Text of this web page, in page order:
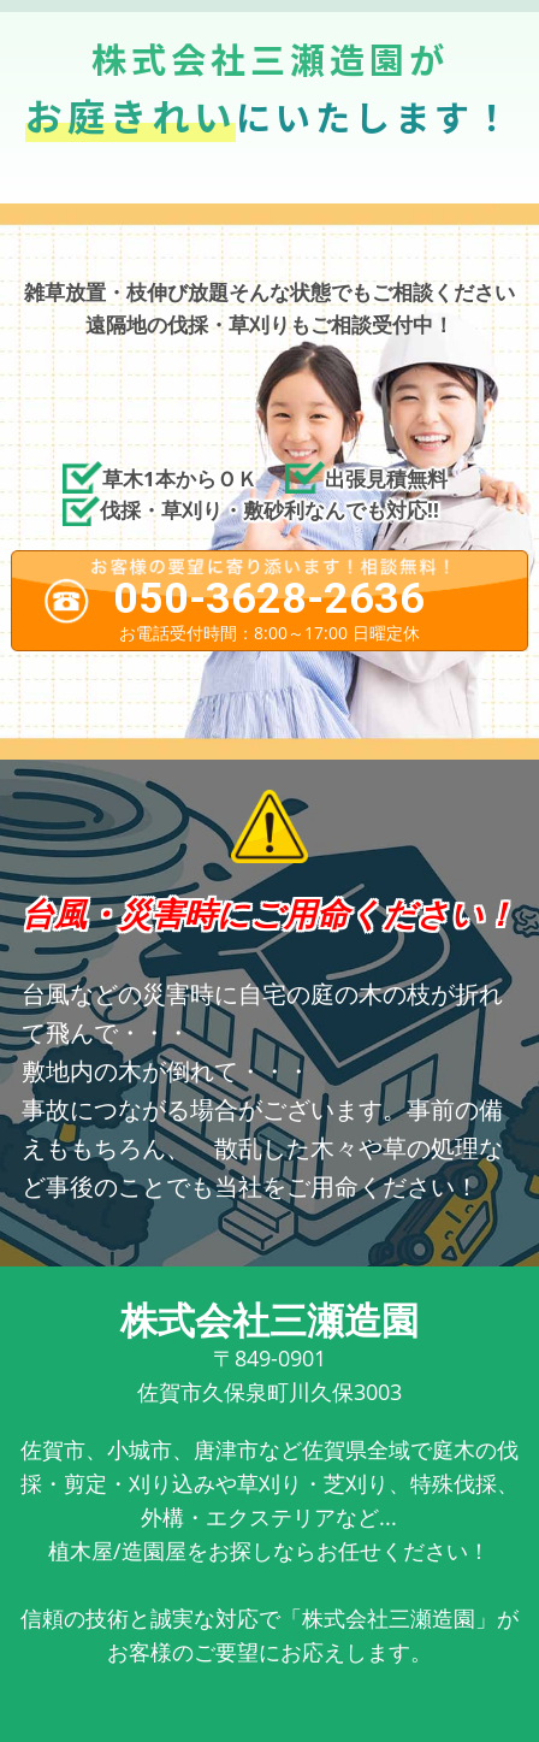
株式会社三瀬造園が
お庭きれいにいたします！
雑草放置・枝伸び放題そんな状態でもご相談ください
遠隔地の伐採・草刈りもご相談受付中！
草木1本からＯＫ
出張見積無料
伐採・草刈り・敷砂利なんでも対応!!
050-3628-2636
お電話受付時間：8:00～17:00 日曜定休
台風・災害時にご用命ください！
台風などの災害時に自宅の庭の木の枝が折れ
て飛んで・・・
敷地内の木が倒れて・・・
事故につながる場合がございます。事前の備
えももちろん、 散乱した木々や草の処理な
ど事後のことでも当社をご用命ください！
株式会社三瀬造園
〒849-0901
佐賀市久保泉町川久保3003
佐賀市、小城市、唐津市など佐賀県全域で庭木の伐
採・剪定・刈り込みや草刈り・芝刈り、特殊伐採、
外構・エクステリアなど...
植木屋/造園屋をお探しならお任せください！
信頼の技術と誠実な対応で「株式会社三瀬造園」が
お客様のご要望にお応えします。